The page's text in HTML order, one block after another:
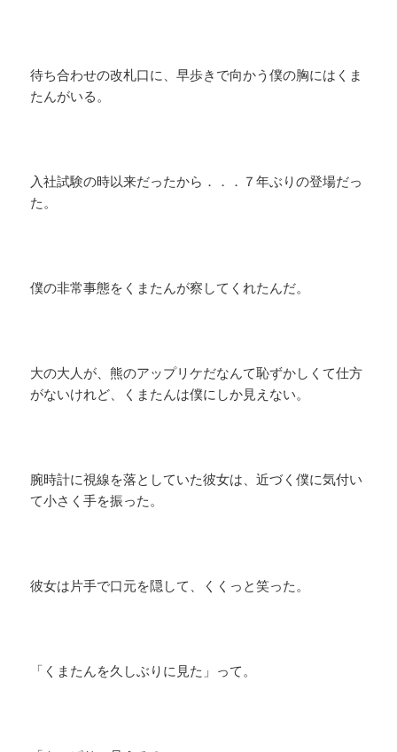
待ち合わせの改札口に、早歩きで向かう僕の胸にはくま
たんがいる。
入社試験の時以来だったから．．．７年ぶりの登場だっ
た。
僕の非常事態をくまたんが察してくれたんだ。
大の大人が、熊のアップリケだなんて恥ずかしくて仕方
がないけれど、くまたんは僕にしか見えない。
腕時計に視線を落としていた彼女は、近づく僕に気付い
て小さく手を振った。
彼女は片手で口元を隠して、くくっと笑った。
「くまたんを久しぶりに見た」って。